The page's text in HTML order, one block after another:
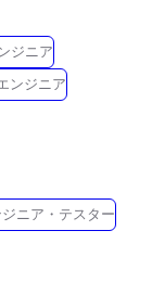
ジニア
ンジニア
ニア・テスター